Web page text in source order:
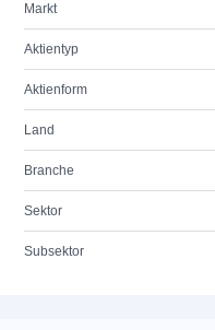
Markt
Aktientyp
Aktienform
Land
Branche
Sektor
Subsektor